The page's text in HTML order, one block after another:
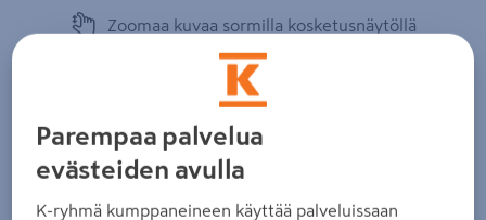
Zoomaa kuvaa sormilla kosketusnäytöllä
Parempaa palvelua
evästeiden avulla
K-ryhmä kumppaneineen käyttää palveluissaan